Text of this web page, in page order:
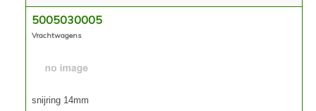
5005030005
Vrachtwagens
snijring 14mm